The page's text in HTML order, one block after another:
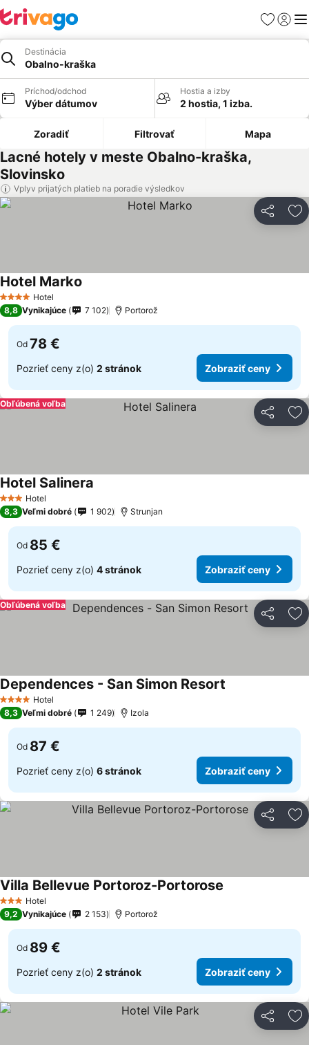
Obľúbené
Destinácia
Obalno-kraška
Príchod/odchod
Výber dátumov
Hostia a izby
2 hostia, 1 izba.
Zoradiť Filtrovať Mapa
Lacné hotely v meste Obalno-kraška,
Slovinsko
Vplyv prijatých platieb na poradie výsledkov
Zdieľať
4 Počet hviezdičiek
Hotel
Hotel Marko
8,8 Vynikajúce 7 102 Portorož
Od 78 €
Pozrieť ceny z(o) 2 stránok Zobraziť ceny
Zdieľať
Obľúbená voľba
3 Počet hviezdičiek
Hotel
Hotel Salinera
8,3 Veľmi dobré 1 902 Strunjan
Od 85 €
Pozrieť ceny z(o) 4 stránok Zobraziť ceny
Zdieľať
Obľúbená voľba
4 Počet hviezdičiek
Hotel
Dependences - San Simon Resort
8,3 Veľmi dobré 1 249 Izola
Od 87 €
Pozrieť ceny z(o) 6 stránok Zobraziť ceny
Zdieľať
3 Počet hviezdičiek
Hotel
Villa Bellevue Portoroz-Portorose
9,2 Vynikajúce 2 153 Portorož
Od 89 €
Pozrieť ceny z(o) 2 stránok Zobraziť ceny
Zdieľať